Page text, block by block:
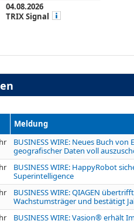
04.08.2026
TRIX Signal
Meldung
BUSINESS WIRE: Neues Buch
geografischer Daten voll
BUSINESS WIRE: HappyRobot
Superintelligence
BUSINESS WIRE: QIAGEN
Wachstumsträger und bestätigt
BUSINESS WIRE: Vasion®